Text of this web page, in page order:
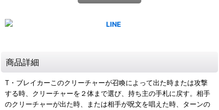
商品詳細
T・ブレイカーこのクリーチャーが召喚によって出た時または攻撃
する時、クリーチャーを２体まで選び、持ち主の手札に戻す。相手
のクリーチャーが出た時、または相手が呪文を唱えた時、ターンの